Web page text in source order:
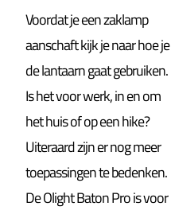
Voordat je een zaklamp
aanschaft kijk je naar hoe je
de lantaarn gaat gebruiken.
Is het voor werk, in en om
het huis of op een hike?
Uiteraard zijn er nog meer
toepassingen te bedenken.
De Olight Baton Pro is voor